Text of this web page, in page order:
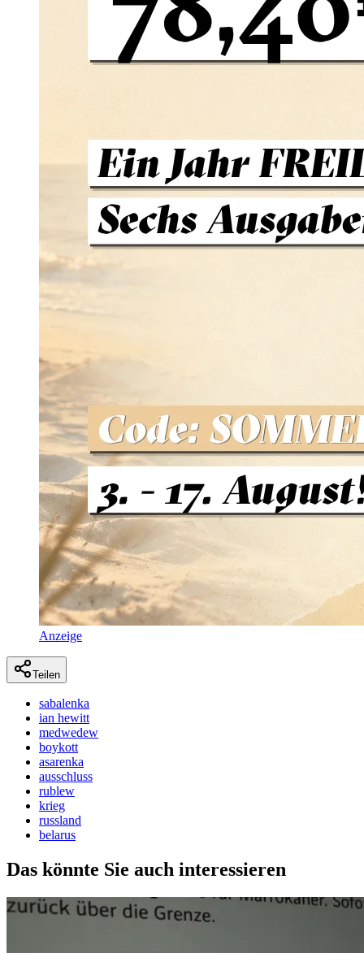
Anzeige
Teilen
sabalenka
ian hewitt
medwedew
boykott
asarenka
ausschluss
rublew
krieg
russland
belarus
Das könnte Sie auch interessieren